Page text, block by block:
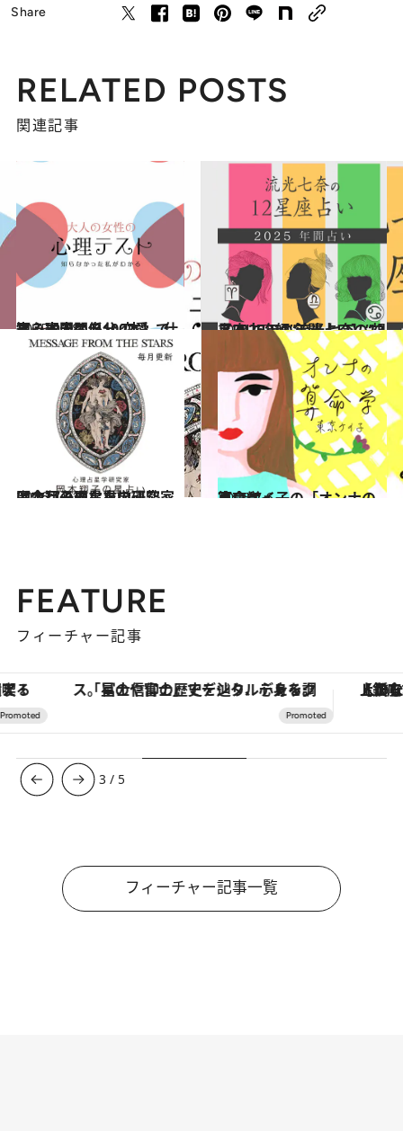
Share
RELATED POSTS
関連記事
2025.9.28
【心理テスト100本】で知る本当の自分 恋愛、仕事、人間関係…
占い 2024.12.13
【2025年の年間占い】“視える占い師”流光七奈の12星座占い
占い
2026.7.31
【今月のあなたの運勢は？】心理占星学研究家 岡本翔子の星占い
占い 2026.7.6
東京ケイ子の「オンナの算命学」
占い
FEATURE
フィーチャー記事
「星のや富士」でデジタルデトックス。冨士信仰の歴史を辿り、心身を調える。 【銀座で出合う最旬美容】美髪ケアや
3 / 5
フィーチャー記事一覧